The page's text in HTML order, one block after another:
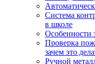
Система
в школе
Особенности
Проверка
зачем это
Ручной